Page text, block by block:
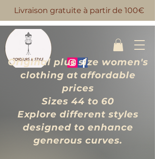
Livraison gratuite à partir de 100€
Original plus size women's
clothing at affordable
prices
Sizes 44 to 60
Explore different styles
designed to enhance
generous curves.